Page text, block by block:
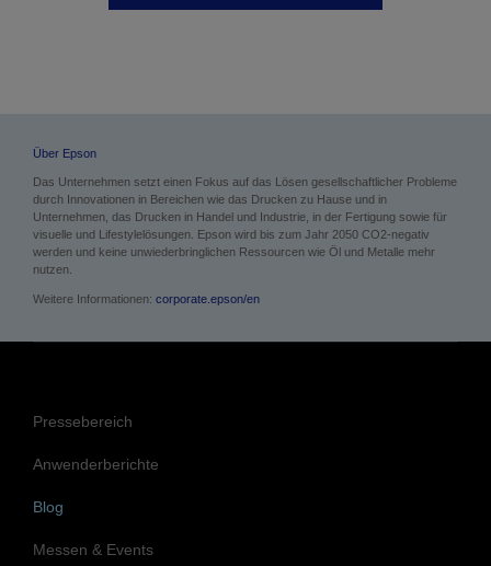
Über Epson
Das Unternehmen setzt einen Fokus auf das Lösen gesellschaftlicher Probleme
durch Innovationen in Bereichen wie das Drucken zu Hause und in
Unternehmen, das Drucken in Handel und Industrie, in der Fertigung sowie für
visuelle und Lifestylelösungen. Epson wird bis zum Jahr 2050 CO2-negativ
werden und keine unwiederbringlichen Ressourcen wie Öl und Metalle mehr
nutzen.
Weitere Informationen: corporate.epson/en
Pressebereich
Anwenderberichte
Blog
Messen & Events